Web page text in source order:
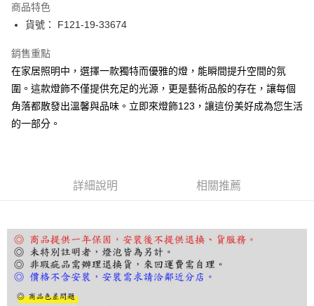
街口支付
悠遊付
Google Pay
全盈+PAY
AFTEE先享後付
【「AFTEE先享後付」結帳流程】
１．於結帳方式選擇「AFTEE先享後付」後，將跳轉至「AFTEE先享後付」
結帳頁面，進行簡訊認證並確認金額後，即可完成結帳。
２．訂單成立數日內，您將收到繳費通知簡訊。
３．收到繳費通知簡訊後14天內，點擊此簡訊中的連結，可透過四大超商／
每筆NT$180，滿NT$5,000(含以上)免運費
商品特色
貨號： F121-19-33674
銷售重點
在家居照明中，選擇一款獨特而優雅的燈，能瞬間提升空間的氛
圍。這款燈飾不僅提供充足的光源，更是藝術品般的存在，讓每個
角落都散發出溫馨與品味。立即來燈飾123，讓這份美好成為您生活
的一部分。
詳細說明 相關推薦